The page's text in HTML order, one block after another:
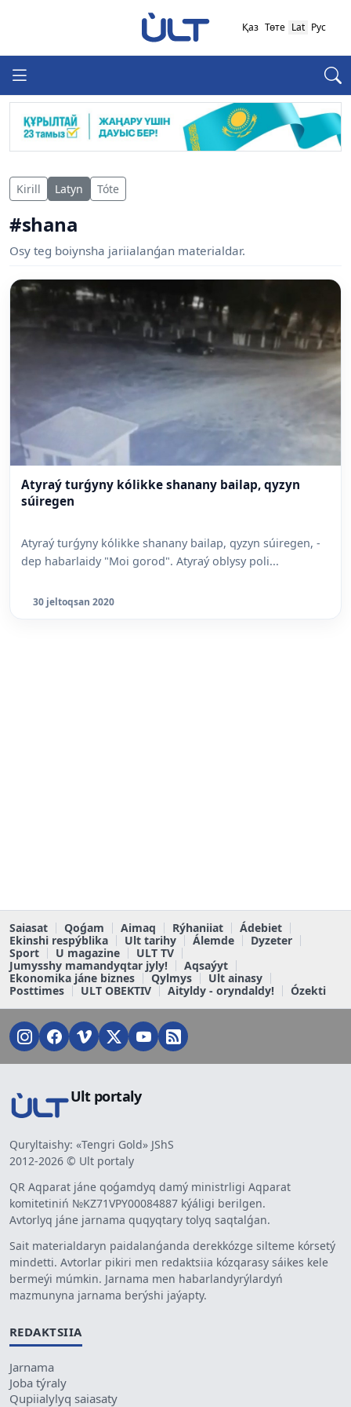
Қаз Төте Lat Рус
Kirill Latyn Tóte
#shana
Osy teg boiynsha jariialanǵan materialdar.
Atyraý turǵyny kólikke shanany bailap, qyzyn
súiregen
Atyraý turǵyny kólikke shanany bailap, qyzyn súiregen, -
dep habarlaidy "Moi gorod". Atyraý oblysy poli...
30 jeltoqsan 2020
Saiasat Qoǵam Aimaq Rýhaniiat
Ádebiet
Ekinshi respýblika
Ult tarihy Álemde
Dyzeter
Sport
U magazine
ULT TV
Jumysshy mamandyqtar jyly!
Aqsaýyt
Ekonomika jáne biznes
Qylmys
Ult ainasy
Posttimes
ULT OBEKTIV Aityldy - oryndaldy! Ózekti
Ult portaly
Quryltaishy: «Tengri Gold» JShS
2012-2026 © Ult portaly
QR Aqparat jáne qoǵamdyq damý ministrligi Aqparat
komitetiniń №KZ71VPY00084887 kýáligi berilgen.
Avtorlyq jáne jarnama quqyqtary tolyq saqtalǵan.
Sait materialdaryn paidalanǵanda derekkózge silteme kórsetý
mindetti. Avtorlar pikiri men redaktsiia kózqarasy sáikes kele
bermeýi múmkin. Jarnama men habarlandyrýlardyń
mazmunyna jarnama berýshi jaýapty.
REDAKTSIIA
Jarnama
Joba týraly
Qupiialylyq saiasaty